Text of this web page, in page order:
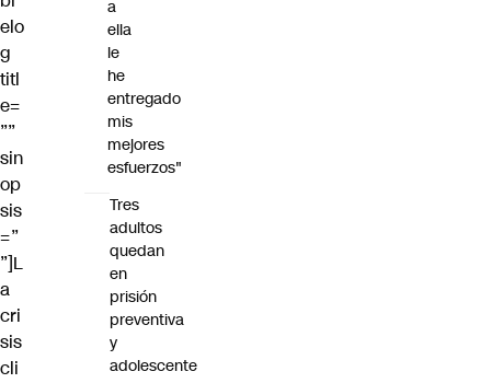
elo
g
titl
e=
””
sin
op
sis
=”
”]L
a
cri
sis
cli
a
ella
le
he
entregado
mis
mejores
esfuerzos"
Tres
adultos
quedan
en
prisión
preventiva
y
adolescente